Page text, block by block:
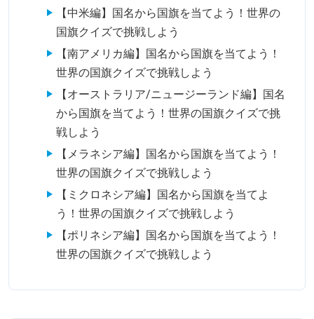
【中米編】国名から国旗を当てよう！世界の
国旗クイズで挑戦しよう
【南アメリカ編】国名から国旗を当てよう！
世界の国旗クイズで挑戦しよう
【オーストラリア/ニュージーランド編】国名
から国旗を当てよう！世界の国旗クイズで挑
戦しよう
【メラネシア編】国名から国旗を当てよう！
世界の国旗クイズで挑戦しよう
【ミクロネシア編】国名から国旗を当てよ
う！世界の国旗クイズで挑戦しよう
【ポリネシア編】国名から国旗を当てよう！
世界の国旗クイズで挑戦しよう